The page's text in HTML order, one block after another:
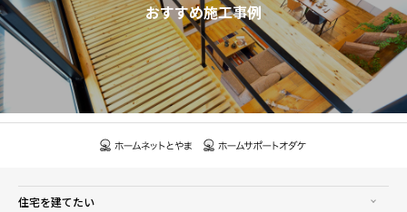
おすすめ施工事例
住宅を建てたい